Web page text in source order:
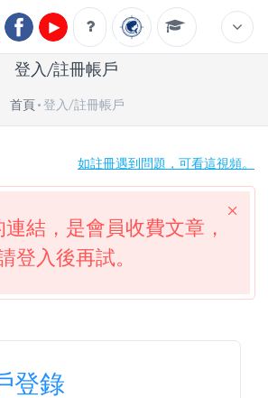
登入/註冊帳戶
首頁 登入/註冊帳戶
如註冊遇到問題，可看這視頻。
結，是會員收費文章，
登入後再試。
登錄